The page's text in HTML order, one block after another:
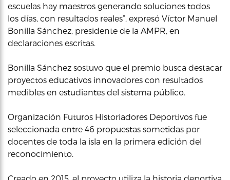
escuelas hay maestros generando soluciones todos
los días, con resultados reales”, expresó Víctor Manuel
Bonilla Sánchez, presidente de la AMPR, en
declaraciones escritas.
Bonilla Sánchez sostuvo que el premio busca destacar
proyectos educativos innovadores con resultados
medibles en estudiantes del sistema público.
Organización Futuros Historiadores Deportivos fue
seleccionada entre 46 propuestas sometidas por
docentes de toda la isla en la primera edición del
reconocimiento.